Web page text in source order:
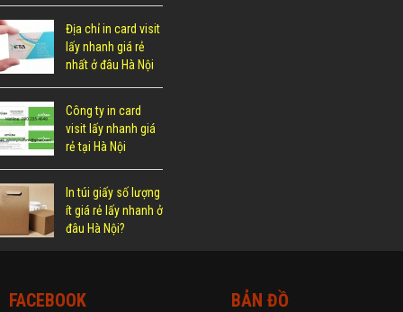
Địa chỉ in card visit
lấy nhanh giá rẻ
nhất ở đâu Hà Nội
Công ty in card
visit lấy nhanh giá
rẻ tại Hà Nội
In túi giấy số lượng
ít giá rẻ lấy nhanh ở
đâu Hà Nội?
FACEBOOK BẢN ĐỒ